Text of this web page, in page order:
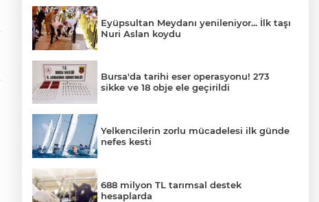
Eyüpsultan Meydanı yenileniyor... İlk taşı
Nuri Aslan koydu
Bursa'da tarihi eser operasyonu! 273
sikke ve 18 obje ele geçirildi
Yelkencilerin zorlu mücadelesi ilk günde
nefes kesti
688 milyon TL tarımsal destek
hesaplarda